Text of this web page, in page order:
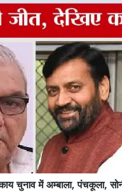
में अम्बाला, पंचकूला,